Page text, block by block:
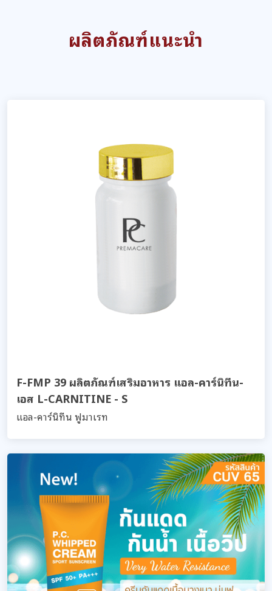
ผลิตภัณฑ์แนะนำ
F-FMP 39 ผลิตภัณฑ์เสริมอาหาร แอล-คาร์นิทีน-
เอส L-CARNITINE - S
แอล-คาร์นิทีน ฟูมาเรท